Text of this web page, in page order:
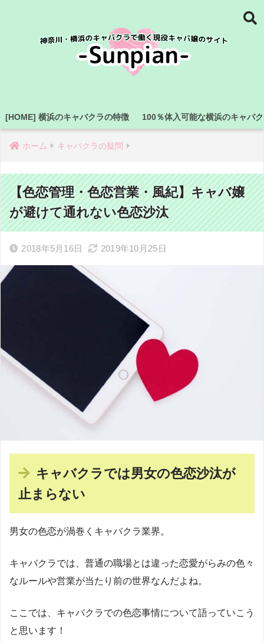
[HOME] 横浜のキャバクラの特徴 100％体入可能な横浜のキャバ
ホーム キャバクラの疑問
【色恋管理・色恋営業・風紀】キャバ嬢
が避けて通れない色恋沙汰
2018年5月16日 2019年10月25日
キャバクラでは男女の色恋沙汰が
止まらない
男女の色恋が渦巻くキャバクラ業界。
キャバクラでは、普通の職場とは違った恋愛がらみの色々
なルールや営業が当たり前の世界なんだよね。
ここでは、キャバクラでの色恋事情について語っていこう
と思います！